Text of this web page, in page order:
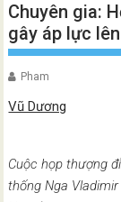
Chuyên gia:
gây áp lực
Pham
Vũ Dương
Cuộc họp thượng
thống Nga